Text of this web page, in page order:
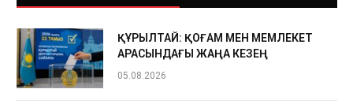
ҚҰРЫЛТАЙ: ҚОҒАМ МЕН МЕМЛЕКЕТ
АРАСЫНДАҒЫ ЖАҢА КЕЗЕҢ
05.08.2026